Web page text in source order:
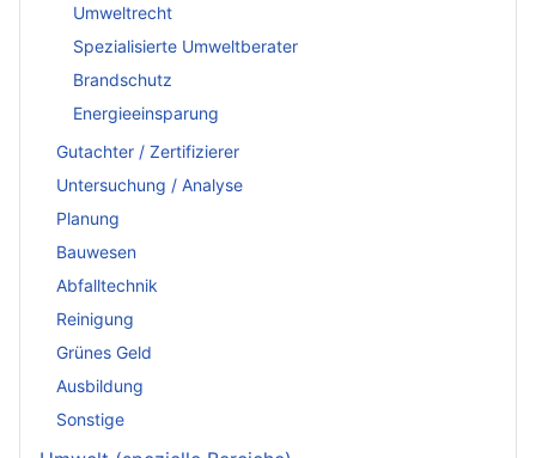
Umweltrecht
Spezialisierte Umweltberater
Brandschutz
Energieeinsparung
Gutachter / Zertifizierer
Untersuchung / Analyse
Planung
Bauwesen
Abfalltechnik
Reinigung
Grünes Geld
Ausbildung
Sonstige